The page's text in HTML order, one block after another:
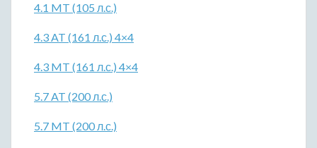
4.1 MT (105 л.с.)
4.3 AT (161 л.с.) 4×4
4.3 MT (161 л.с.) 4×4
5.7 AT (200 л.с.)
5.7 MT (200 л.с.)